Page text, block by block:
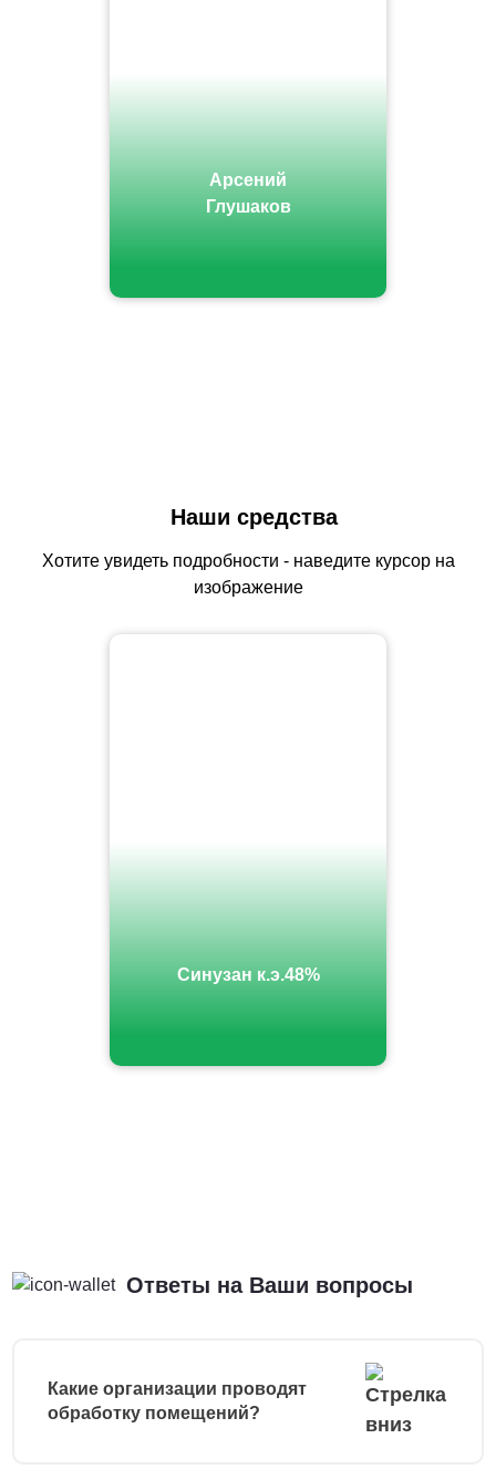
Арсений
Глушаков
Наши средства
Хотите увидеть подробности - наведите курсор на
изображение
Синузан к.э.48%
Ответы на Ваши вопросы
Какие организации проводят
обработку помещений?